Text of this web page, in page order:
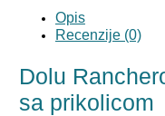
Opis
Recenzije (0)
Dolu
sa prikolicom